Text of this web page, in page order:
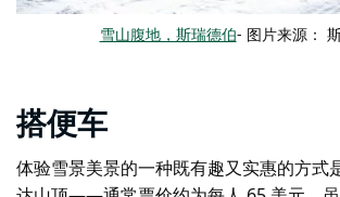
雪山腹地，斯瑞德伯- 图片来源：
搭便车
体验雪景美景的一种既有趣又实惠的方式